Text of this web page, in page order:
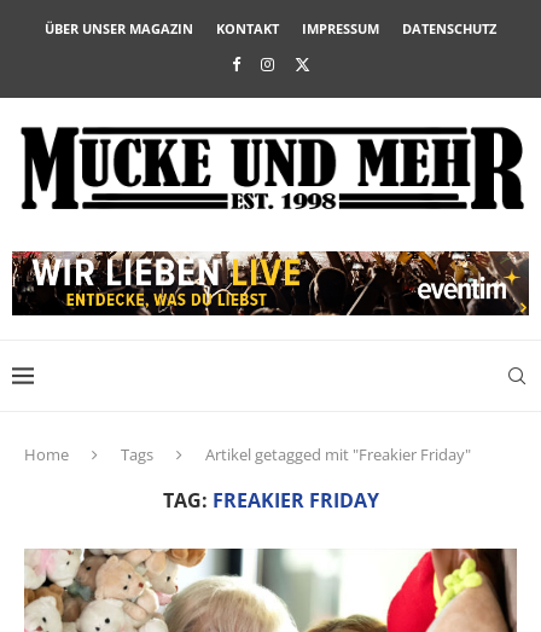
ÜBER UNSER MAGAZIN KONTAKT IMPRESSUM DATENSCHUTZ
Home Tags Artikel getagged mit "Freakier Friday"
TAG: FREAKIER FRIDAY